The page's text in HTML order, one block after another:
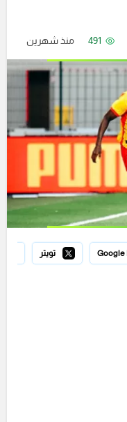
491 منذ شهرين
Google تويتر